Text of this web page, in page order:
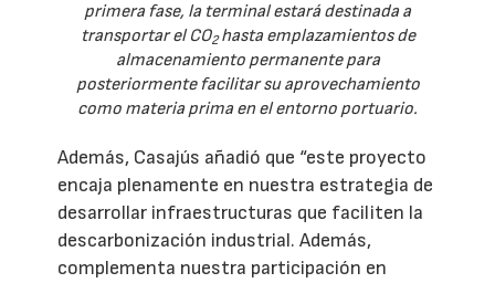
primera fase, la terminal estará destinada a
transportar el CO2hasta emplazamientos de
almacenamiento permanente para
posteriormente facilitar su aprovechamiento
como materia prima en el entorno portuario.
Además, Casajús añadió que “este proyecto
encaja plenamente en nuestra estrategia de
desarrollar infraestructuras que faciliten la
descarbonización industrial. Además,
complementa nuestra participación en